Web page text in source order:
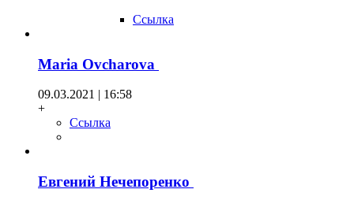
Ссылка
Maria Ovcharova
09.03.2021 | 16:58
+
Ссылка
Евгений Нечепоренко